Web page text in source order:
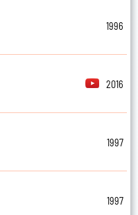
1996
2016
1997
1997